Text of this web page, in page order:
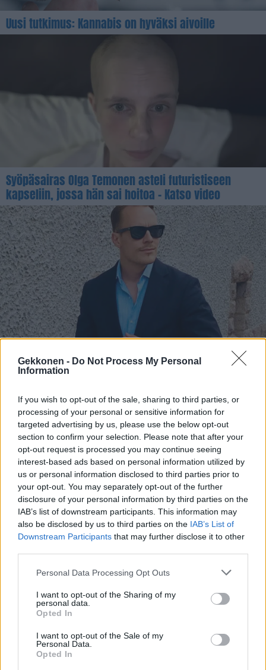
Gekkonen - Do Not Process My Personal
Information
If you wish to opt-out of the sale, sharing to third parties, or
processing of your personal or sensitive information for
targeted advertising by us, please use the below opt-out
section to confirm your selection. Please note that after your
opt-out request is processed you may continue seeing
interest-based ads based on personal information utilized by
us or personal information disclosed to third parties prior to
your opt-out. You may separately opt-out of the further
disclosure of your personal information by third parties on the
IAB’s list of downstream participants. This information may
also be disclosed by us to third parties on the IAB’s List of
Downstream Participants that may further disclose it to other
Personal Data Processing Opt Outs
I want to opt-out of the Sharing of my
personal data.
Opted In
I want to opt-out of the Sale of my
Personal Data.
Opted In
Uusi tutkimus: Kannabis on hyväksi aivoille
Syöpäsairas Olga Temonen asteli futuristiseen
kapseliin, jossa hän sai hoitoa – Katso video
Oho! Tässä on Markus Räikkösen uusi työpaikka!
Tältä näyttää Marsissa: Perseverance lähetti kuvia!
16 maailman kalleinta ainetta – Sijalla yksi olevan